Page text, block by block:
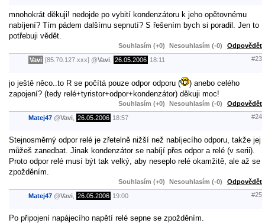
mnohokrát děkuji! nedojde po vybití kondenzátoru k jeho opětovnému
nabíjení? Tím pádem dalšímu sepnutí? S řešením bych si poradil. Jen to
potřebuji vědět.
Souhlasím (+0) Nesouhlasím (-0) Odpovědět
Vavi [85.70.127.xxx] @Vavi 26.05.2006 18:11 #23
jo ještě něco..to R se počítá pouze odpor odporu (
) anebo celého
zapojení? (tedy relé+tyristor+odpor+kondenzátor) děkuji moc!
Souhlasím (+0) Nesouhlasím (-0) Odpovědět
Matej47 @Vavi 26.05.2006 18:57 #24
Stejnosměrný odpor relé je zřetelně nižší než nabíjecího odporu, takže jej
můžeš zanedbat. Jinak kondenzátor se nabíjí přes odpor a relé (v serii).
Proto odpor relé musí být tak velký, aby neseplo relé okamžitě, ale až se
zpožděním.
Souhlasím (+0) Nesouhlasím (-0) Odpovědět
Matej47 @Vavi 26.05.2006 19:00 #25
Po připojení napájecího napětí relé sepne se zpožděním.